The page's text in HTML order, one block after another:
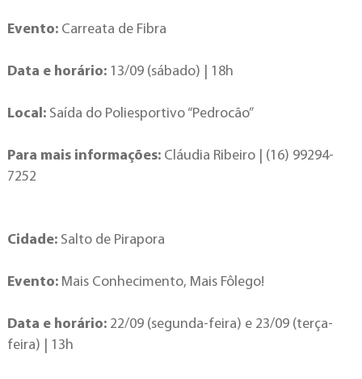
Evento: Carreata de Fibra
Data e horário: 13/09 (sábado) | 18h
Local: Saída do Poliesportivo “Pedrocão”
Para mais informações: Cláudia Ribeiro | (16) 99294-
7252
Cidade: Salto de Pirapora
Evento: Mais Conhecimento, Mais Fôlego!
Data e horário: 22/09 (segunda-feira) e 23/09 (terça-
feira) | 13h